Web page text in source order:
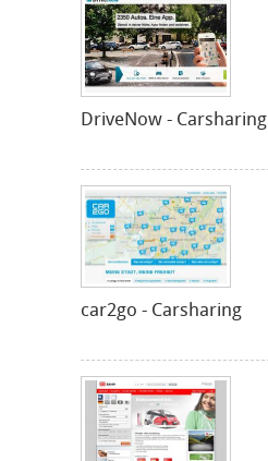
DriveNow - Carsharing
car2go - Carsharing